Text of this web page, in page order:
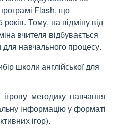
Flash, що
Тому, на відміну від
вчителя відбувається
навчального процесу.
школи англійської для
методику навчання
інформацію у форматі
ігор).